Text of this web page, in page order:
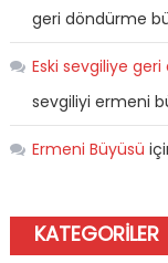
geri döndürme
Eski sevgiliye
sevgiliyi ermeni
Ermeni Büyüsü
KATEGORILER